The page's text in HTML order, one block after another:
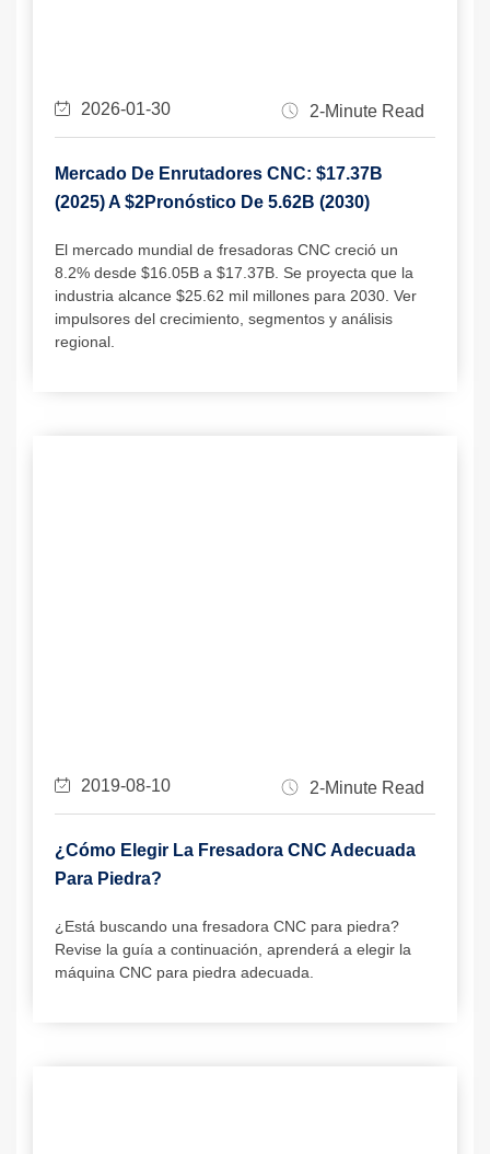
2026-01-30 2-Minute Read
Mercado De Enrutadores CNC: $17.37B
(2025) A $2Pronóstico De 5.62B (2030)
El mercado mundial de fresadoras CNC creció un
8.2% desde $16.05B a $17.37B. Se proyecta que la
industria alcance $25.62 mil millones para 2030. Ver
impulsores del crecimiento, segmentos y análisis
regional.
2019-08-10 2-Minute Read
¿Cómo Elegir La Fresadora CNC Adecuada
Para Piedra?
¿Está buscando una fresadora CNC para piedra?
Revise la guía a continuación, aprenderá a elegir la
máquina CNC para piedra adecuada.